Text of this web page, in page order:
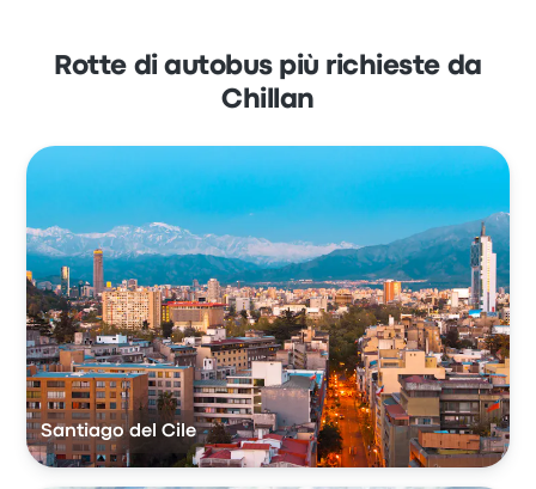
Rotte di autobus più richieste da
Chillan
Santiago del Cile